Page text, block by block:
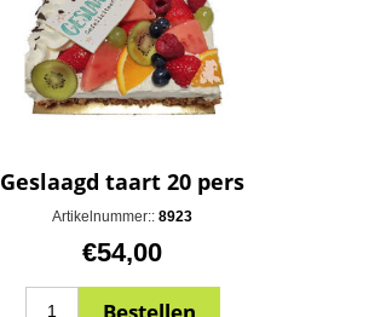
Geslaagd taart 20 pers
Artikelnummer:: 8923
€54,00